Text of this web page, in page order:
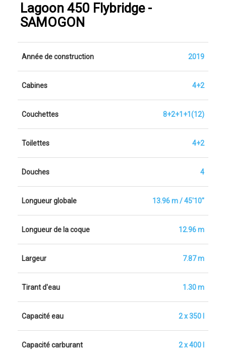
Lagoon 450 Flybridge -
SAMOGON
Année de construction 2019
Cabines 4+2
Couchettes 8+2+1+1(12)
Toilettes 4+2
Douches 4
Longueur globale 13.96 m / 45'10"
Longueur de la coque 12.96 m
Largeur 7.87 m
Tirant d'eau 1.30 m
Capacité eau 2 x 350 l
Capacité carburant 2 x 400 l